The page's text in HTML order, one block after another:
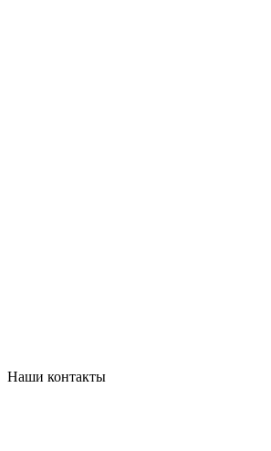
Наши контакты